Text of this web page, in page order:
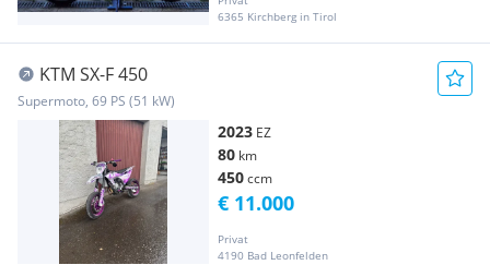
6365 Kirchberg in Tirol
KTM SX-F 450
Supermoto, 69 PS (51 kW)
2023 EZ
80 km
450ccm
Privat
4190 Bad Leonfelden
€ 11.000